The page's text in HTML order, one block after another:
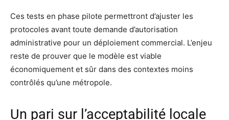
Ces tests en phase pilote permettront d’ajuster les
protocoles avant toute demande d’autorisation
administrative pour un déploiement commercial. L’enjeu
reste de prouver que le modèle est viable
économiquement et sûr dans des contextes moins
contrôlés qu’une métropole.
Un pari sur l’acceptabilité locale